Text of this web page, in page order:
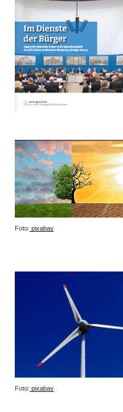
Foto: pixabay
Foto: pixabay